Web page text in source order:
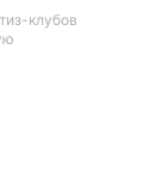
клубов